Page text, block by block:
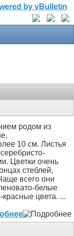
родом из
10 см. Листья
Цветки очень
стеблей,
всего они
белые
красные цвета. ...